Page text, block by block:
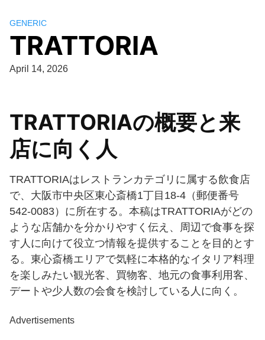
GENERIC
TRATTORIA
April 14, 2026
TRATTORIAの概要と来
店に向く人
TRATTORIAはレストランカテゴリに属する飲食店
で、大阪市中央区東心斎橋1丁目18-4（郵便番号
542-0083）に所在する。本稿はTRATTORIAがどの
ような店舗かを分かりやすく伝え、周辺で食事を探
す人に向けて役立つ情報を提供することを目的とす
る。東心斎橋エリアで気軽に本格的なイタリア料理
を楽しみたい観光客、買物客、地元の食事利用客、
デートや少人数の会食を検討している人に向く。
Advertisements